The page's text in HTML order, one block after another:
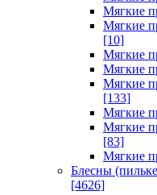
Мягкие
Мягкие
[10]
Мягкие
Мягкие
Мягкие
[133]
Мягкие
Мягкие
[83]
Мягкие
Блесны
[4626]